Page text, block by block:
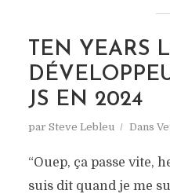
TEN YEARS
JS EN 2024
par Steve Lebleu Dans
“Ouep, ça passe vite,
suis dit quand je me